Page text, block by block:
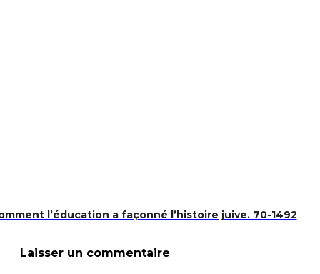
l’éducation a façonné l’histoire juive. 70-1492
Laisser un commentaire